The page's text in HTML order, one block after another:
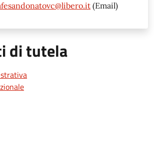
(Email)
di tutela